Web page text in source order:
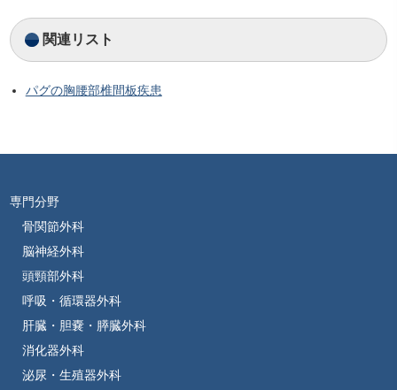
関連リスト
パグの胸腰部椎間板疾患
専門分野
骨関節外科
脳神経外科
頭頸部外科
呼吸・循環器外科
肝臓・胆嚢・膵臓外科
消化器外科
泌尿・生殖器外科